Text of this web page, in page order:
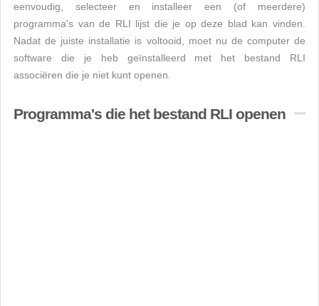
eenvoudig, selecteer en installeer een (of meerdere)
programma's van de RLI lijst die je op deze blad kan vinden.
Nadat de juiste installatie is voltooid, moet nu de computer de
software die je heb geïnstalleerd met het bestand RLI
associëren die je niet kunt openen.
Programma's die het bestand RLI openen